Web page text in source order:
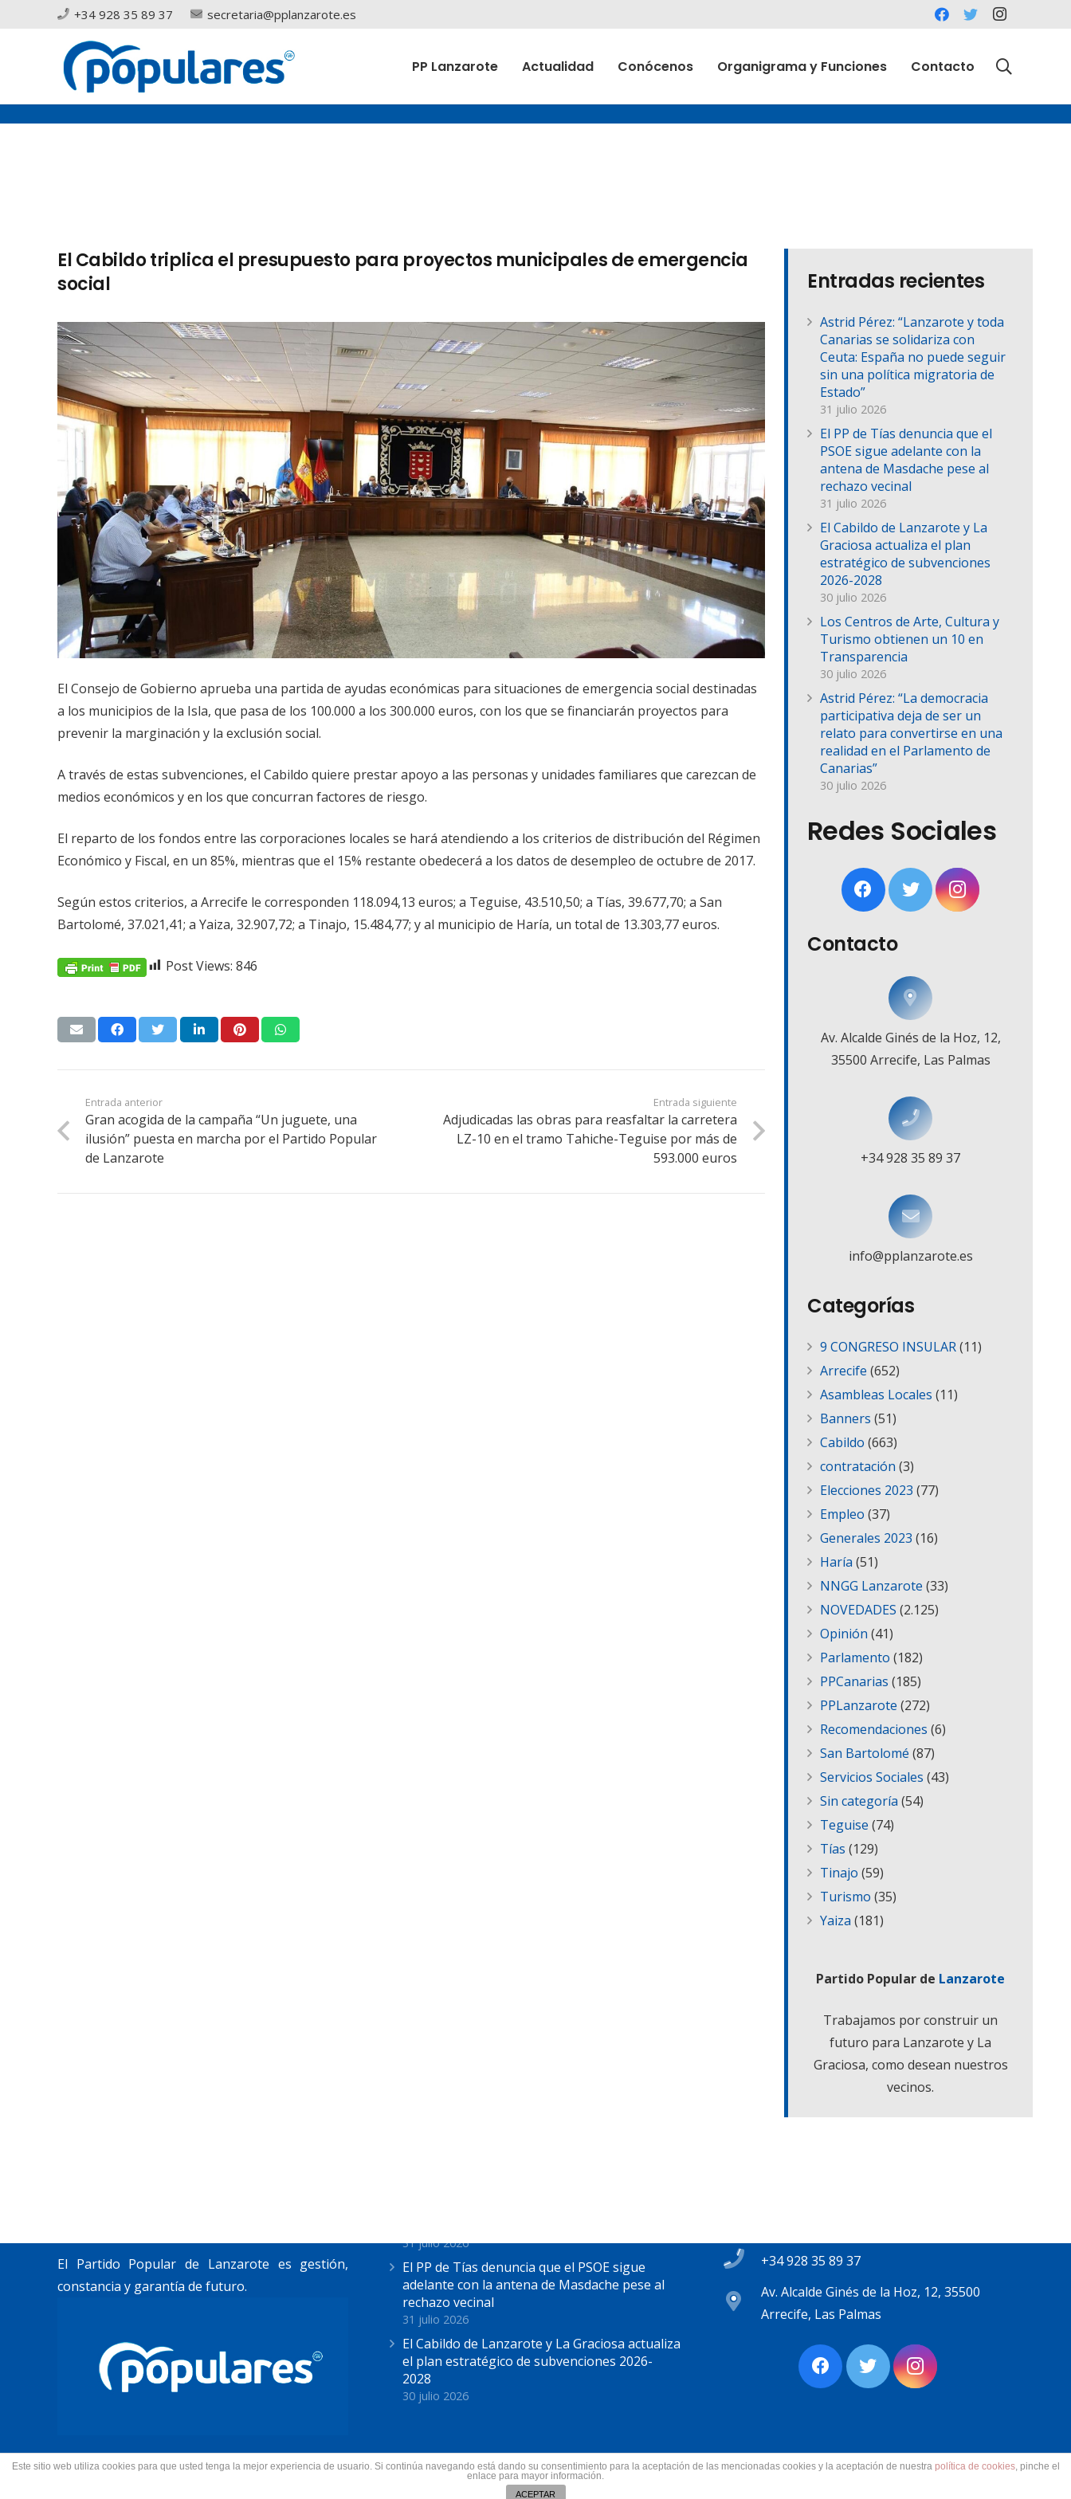
+34 928 35 89 37 secretaria@pplanzarote.es
PP Lanzarote Actualidad Conócenos Organigrama y Funciones Contacto
El Cabildo triplica el presupuesto para proyectos municipales de emergencia
social
El Consejo de Gobierno aprueba una partida de ayudas económicas para situaciones de emergencia social destinadas
a los municipios de la Isla, que pasa de los 100.000 a los 300.000 euros, con los que se financiarán proyectos para
prevenir la marginación y la exclusión social.
A través de estas subvenciones, el Cabildo quiere prestar apoyo a las personas y unidades familiares que carezcan de
medios económicos y en los que concurran factores de riesgo.
El reparto de los fondos entre las corporaciones locales se hará atendiendo a los criterios de distribución del Régimen
Económico y Fiscal, en un 85%, mientras que el 15% restante obedecerá a los datos de desempleo de octubre de 2017.
Según estos criterios, a Arrecife le corresponden 118.094,13 euros; a Teguise, 43.510,50; a Tías, 39.677,70; a San
Bartolomé, 37.021,41; a Yaiza, 32.907,72; a Tinajo, 15.484,77; y al municipio de Haría, un total de 13.303,77 euros.
Post Views: 846
Entrada anterior
Gran acogida de la campaña “Un juguete, una
ilusión” puesta en marcha por el Partido Popular
de Lanzarote
Entrada siguiente
Adjudicadas las obras para reasfaltar la carretera
LZ-10 en el tramo Tahiche-Teguise por más de
593.000 euros
Entradas recientes
Astrid Pérez: “Lanzarote y toda
Canarias se solidariza con
Ceuta: España no puede seguir
sin una política migratoria de
Estado”
31 julio 2026
El PP de Tías denuncia que el
PSOE sigue adelante con la
antena de Masdache pese al
rechazo vecinal
31 julio 2026
El Cabildo de Lanzarote y La
Graciosa actualiza el plan
estratégico de subvenciones
2026-2028
30 julio 2026
Los Centros de Arte, Cultura y
Turismo obtienen un 10 en
Transparencia
30 julio 2026
Astrid Pérez: “La democracia
participativa deja de ser un
relato para convertirse en una
realidad en el Parlamento de
Canarias”
30 julio 2026
Redes Sociales
Contacto
Av. Alcalde Ginés de la Hoz, 12,
35500 Arrecife, Las Palmas
+34 928 35 89 37
info@pplanzarote.es
Categorías
9 CONGRESO INSULAR(11)
Arrecife (652)
Asambleas Locales (11)
Banners (51)
Cabildo (663)
contratación (3)
Elecciones 2023 (77)
Empleo (37)
Generales 2023 (16)
Haría (51)
NNGG Lanzarote (33)
NOVEDADES (2.125)
Opinión (41)
Parlamento (182)
PPCanarias (185)
PPLanzarote (272)
Recomendaciones (6)
San Bartolomé (87)
Servicios Sociales (43)
Sin categoría (54)
Teguise (74)
Tías (129)
Tinajo (59)
Turismo (35)
Yaiza (181)
Partido Popular de Lanzarote
Trabajamos por construir un
futuro para Lanzarote y La
Graciosa, como desean nuestros
vecinos.
El Partido Popular de Lanzarote es gestión,
constancia y garantía de futuro.
31 julio 2026
El PP de Tías denuncia que el PSOE sigue
adelante con la antena de Masdache pese al
rechazo vecinal
31 julio 2026
El Cabildo de Lanzarote y La Graciosa actualiza
el plan estratégico de subvenciones 2026-
2028
30 julio 2026
+34 928 35 89 37
Av. Alcalde Ginés de la Hoz, 12, 35500
Arrecife, Las Palmas
© 2022 Partido Popular de Lanzarote.
Todos los derechos reservados.
Este sitio web utiliza cookies para que usted tenga la mejor experiencia de usuario. Si continúa navegando está dando su consentimiento para la aceptación de las mencionadas cookies y la aceptación de nuestra política de cookies, pinche el
enlace para mayor información.
ACEPTAR